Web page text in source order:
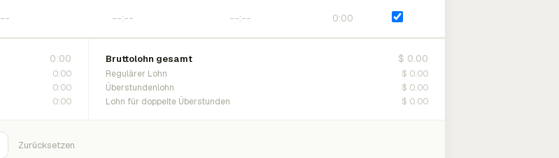
0:00
0:00
0:00
0:00
0:00
Bruttolohn gesamt $ 0.00
Regulärer Lohn $ 0.00
Überstundenlohn $ 0.00
Lohn für doppelte Überstunden $ 0.00
Zurücksetzen